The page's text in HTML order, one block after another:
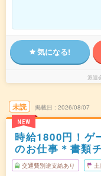
気になる!
派遣
未読
NEW
掲載日 2026/08/07
時給1800円！ゲ
のお仕事＊書類
交通費別途支給あり